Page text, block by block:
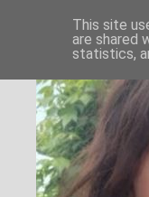
This site
are shared
statistics,